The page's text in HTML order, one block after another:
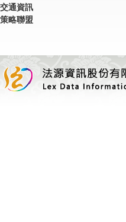
交通資訊
策略聯盟